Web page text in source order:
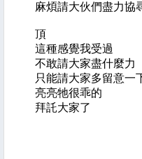
麻煩請大伙們盡力協
頂
這種感覺我受過
不敢請大家盡什麼力
只能請大家多留意一
亮亮牠很乖的
拜託大家了